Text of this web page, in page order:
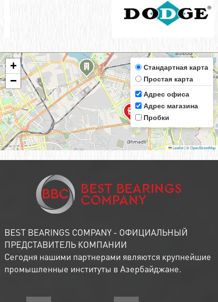
+
−
Стандартная карта
Простая карта
Адрес офиса
Адрес магазина
Пробки
Leaflet|©OpenStreetMap
BEST BEARINGS COMPANY - ОФИЦИАЛЬНЫЙ
ПРЕДСТАВИТЕЛЬ КОМПАНИИ
Сегодня нашими партнерами являются крупнейшие
промышленные институты в Азербайджане.